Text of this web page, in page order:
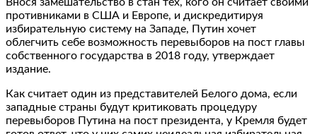
Внося замешательство в стан тех, кого он считает своими
противниками в США и Европе, и дискредитируя
избирательную систему на Западе, Путин хочет
облегчить себе возможность перевыборов на пост главы
собственного государства в 2018 году, утверждает
издание.
Как считает один из представителей Белого дома, если
западные страны будут критиковать процедуру
перевыборов Путина на пост президента, у Кремля будет